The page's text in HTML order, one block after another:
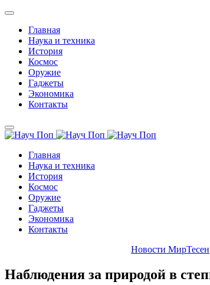
Главная
Наука и техника
История
Космос
Оружие
Гаджеты
Экономика
Контакты
Главная
Наука и техника
История
Космос
Оружие
Гаджеты
Экономика
Контакты
Новости МирТесен
Наблюдения за природой в